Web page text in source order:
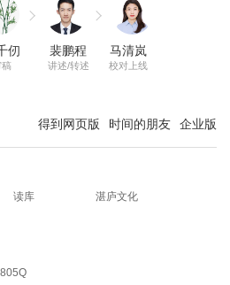
仞
稿
裴鹏程
讲述/转述
马清岚
校对上线
得到网页版 时间的朋友 企业版
读库
湛庐文化